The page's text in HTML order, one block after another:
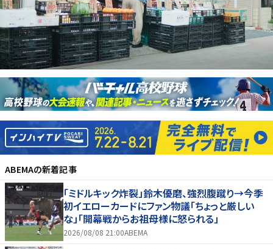
ABEMAの新着記事
「ミドルキック炸裂」鈴木優磨、強烈腹蹴り→今季
初イエローカードにファン物議「ちょっと厳しい
な」「開幕戦からお祖母様に怒られる」
2026/08/08 21:00ABEMA